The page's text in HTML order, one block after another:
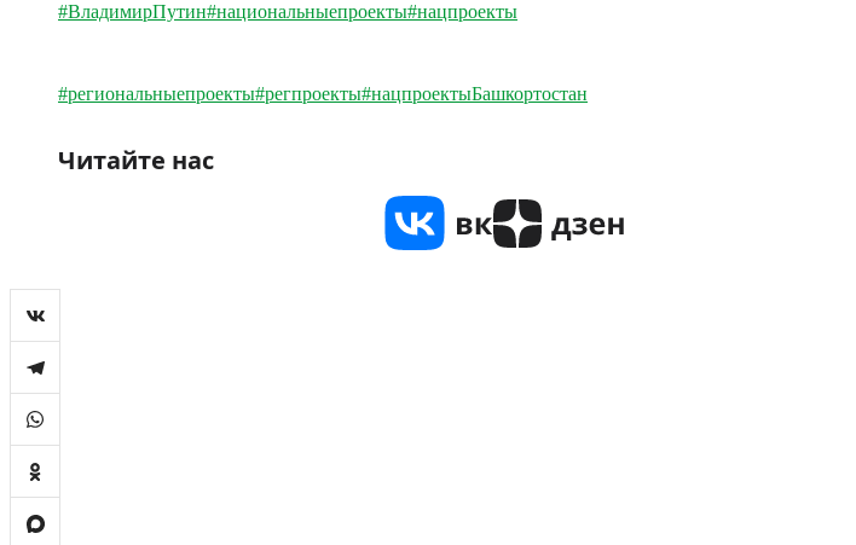
#ВладимирПутин#национальныепроекты#нацпроекты
#региональныепроекты#регпроекты#нацпроектыБашкортостан
Читайте нас